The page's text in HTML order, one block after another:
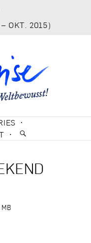
OKT. 2015)
MB